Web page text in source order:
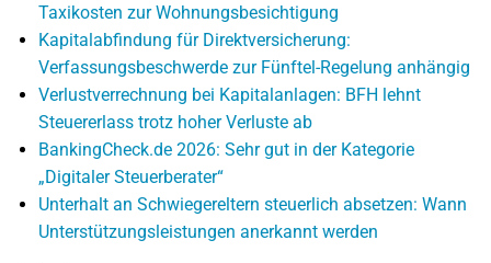
Taxikosten zur Wohnungsbesichtigung
Kapitalabfindung für Direktversicherung:
Verfassungsbeschwerde zur Fünftel-Regelung anhängig
Verlustverrechnung bei Kapitalanlagen: BFH lehnt
Steuererlass trotz hoher Verluste ab
BankingCheck.de 2026: Sehr gut in der Kategorie
„Digitaler Steuerberater“
Unterhalt an Schwiegereltern steuerlich absetzen: Wann
Unterstützungsleistungen anerkannt werden